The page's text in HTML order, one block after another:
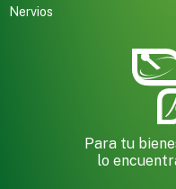
Nervios
Para tu
lo